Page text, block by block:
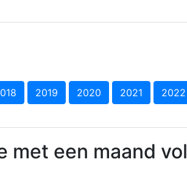
2019 2020 2021
2022
met een maand vol